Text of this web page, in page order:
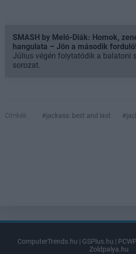
SMASH by Meló-Diák: Homok,
hangulata – Jön a második
Július végén folytatódik a balatoni
sorozat.
Címkék: #jackass: best and last
ComputerTrends.hu | GSPlus.hu |
Zoldpalya.hu